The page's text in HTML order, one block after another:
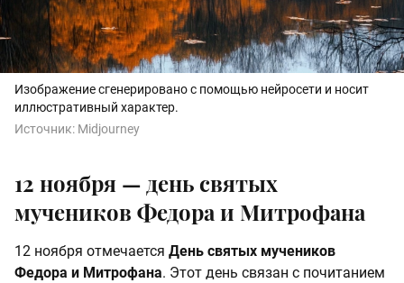
Изображение сгенерировано с помощью нейросети и носит
иллюстративный характер.
Источник: Midjourney
12 ноября — день святых
мучеников Федора и Митрофана
12 ноября отмечается День святых мучеников
Федора и Митрофана. Этот день связан с почитанием